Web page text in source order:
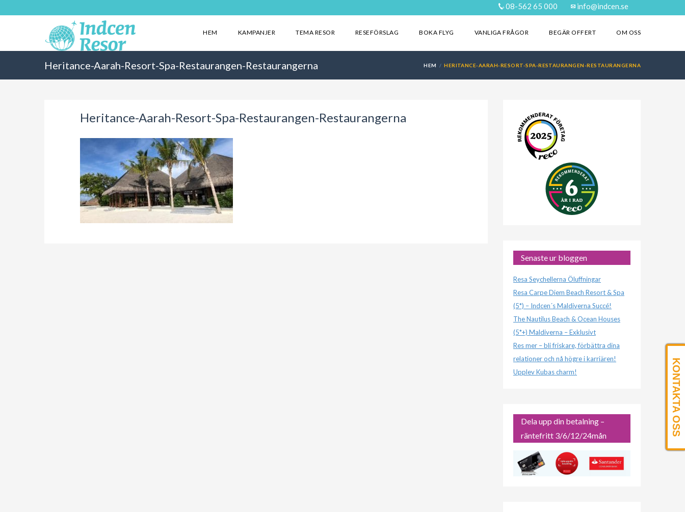
08-562 65 000 info@indcen.se
HEM KAMPANJER TEMA RESOR RESEFÖRSLAG BOKA FLYG VANLIGA FRÅGOR BEGÄR OFFERT OM OSS
Heritance-Aarah-Resort-Spa-Restaurangen-Restaurangerna HEM HERITANCE-AARAH-RESORT-SPA-RESTAURANGEN-RESTAURANGERNA
Heritance-Aarah-Resort-Spa-Restaurangen-Restaurangerna
Senaste ur bloggen
Resa Seychellerna Öluffningar
Resa Carpe Diem Beach Resort & Spa
(5*) – Indcen´s Maldiverna Succé!
The Nautilus Beach & Ocean Houses
(5*+) Maldiverna – Exklusivt
Res mer – bli friskare, förbättra dina
relationer och nå högre i karriären!
Upplev Kubas charm!
Dela upp din betalning –
räntefritt 3/6/12/24mån
KONTAKTA OSS